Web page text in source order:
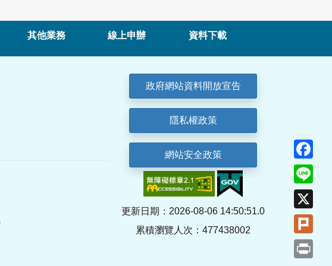
其他業務 線上申辦 資料下載
政府網站資料開放宣告
隱私權政策
網站安全政策
更新日期：2026-08-06 14:50:51.0
累積瀏覽人次：477438002